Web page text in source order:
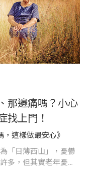
那邊痛嗎？小心
找上門！
這樣做最安心》
「日薄西山」，憂鬱
多，但其實老年憂鬱